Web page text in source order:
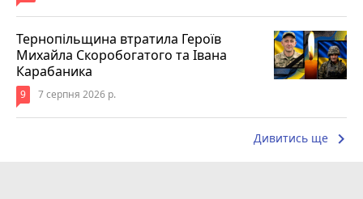
Тернопільщина втратила Героїв
Михайла Скоробогатого та Івана
Карабаника
9 7 серпня 2026 р.
Дивитись ще keyboard_arrow_right